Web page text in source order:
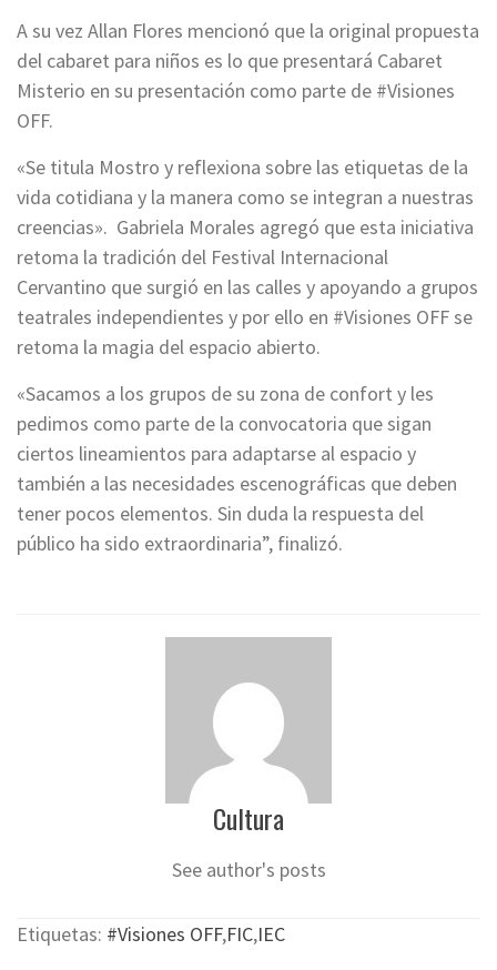
A su vez Allan Flores mencionó que la original propuesta
del cabaret para niños es lo que presentará Cabaret
Misterio en su presentación como parte de #Visiones
OFF.
«Se titula Mostro y reflexiona sobre las etiquetas de la
vida cotidiana y la manera como se integran a nuestras
creencias». Gabriela Morales agregó que esta iniciativa
retoma la tradición del Festival Internacional
Cervantino que surgió en las calles y apoyando a grupos
teatrales independientes y por ello en #Visiones OFF se
retoma la magia del espacio abierto.
«Sacamos a los grupos de su zona de confort y les
pedimos como parte de la convocatoria que sigan
ciertos lineamientos para adaptarse al espacio y
también a las necesidades escenográficas que deben
tener pocos elementos. Sin duda la respuesta del
público ha sido extraordinaria”, finalizó.
Cultura
See author's posts
Etiquetas: #Visiones OFF,FIC,IEC